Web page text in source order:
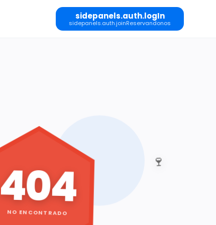
sidepanels.auth.logIn
sidepanels.auth.joinReservandonos
🍷
404
NO ENCONTRADO